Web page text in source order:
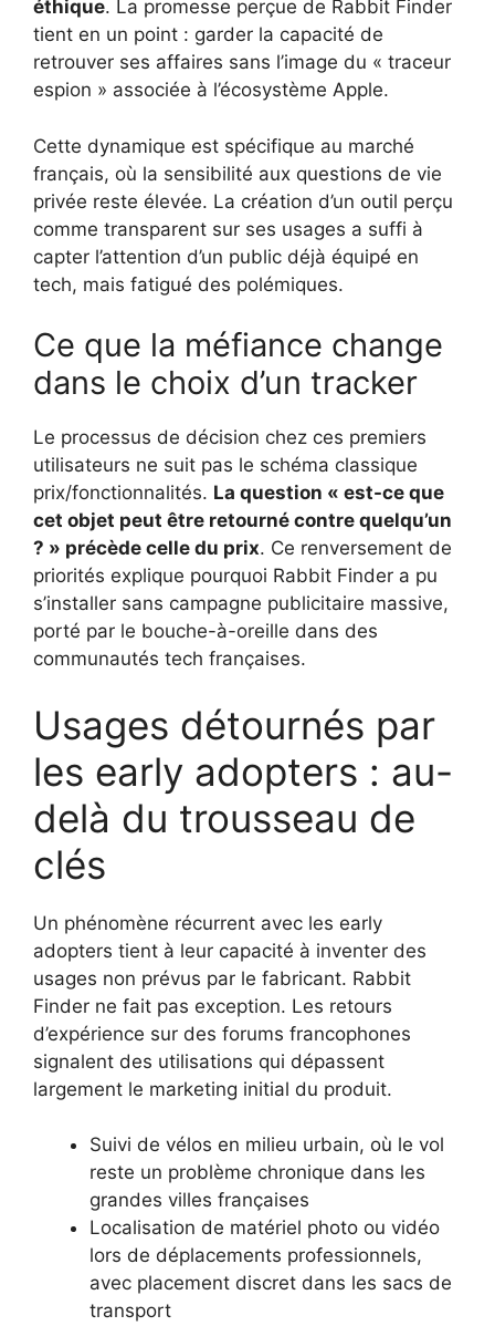
éthique. La promesse perçue de Rabbit Finder
tient en un point : garder la capacité de
retrouver ses affaires sans l’image du « traceur
espion » associée à l’écosystème Apple.
Cette dynamique est spécifique au marché
français, où la sensibilité aux questions de vie
privée reste élevée. La création d’un outil perçu
comme transparent sur ses usages a suffi à
capter l’attention d’un public déjà équipé en
tech, mais fatigué des polémiques.
Ce que la méfiance change
dans le choix d’un tracker
Le processus de décision chez ces premiers
utilisateurs ne suit pas le schéma classique
prix/fonctionnalités. La question « est-ce que
cet objet peut être retourné contre quelqu’un
? » précède celle du prix. Ce renversement de
priorités explique pourquoi Rabbit Finder a pu
s’installer sans campagne publicitaire massive,
porté par le bouche-à-oreille dans des
communautés tech françaises.
Usages détournés par
les early adopters : au-
delà du trousseau de
clés
Un phénomène récurrent avec les early
adopters tient à leur capacité à inventer des
usages non prévus par le fabricant. Rabbit
Finder ne fait pas exception. Les retours
d’expérience sur des forums francophones
signalent des utilisations qui dépassent
largement le marketing initial du produit.
Suivi de vélos en milieu urbain, où le vol
reste un problème chronique dans les
grandes villes françaises
Localisation de matériel photo ou vidéo
lors de déplacements professionnels,
avec placement discret dans les sacs de
transport